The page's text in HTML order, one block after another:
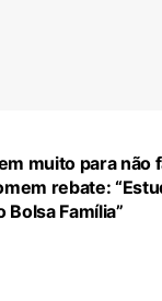
muito para não
rebate:
Família”